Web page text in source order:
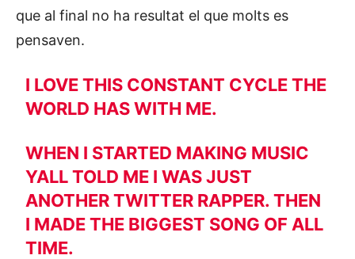
que al final no ha resultat el que molts es
pensaven.
I LOVE THIS CONSTANT CYCLE THE
WORLD HAS WITH ME.
WHEN I STARTED MAKING MUSIC
YALL TOLD ME I WAS JUST
ANOTHER TWITTER RAPPER. THEN
I MADE THE BIGGEST SONG OF ALL
TIME.